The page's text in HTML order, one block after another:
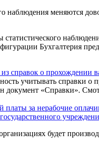
наблюдения меняются
Бухгалтерия
из справок о
учитывать справки
документ «Справки».
платы за нерабочие
будет